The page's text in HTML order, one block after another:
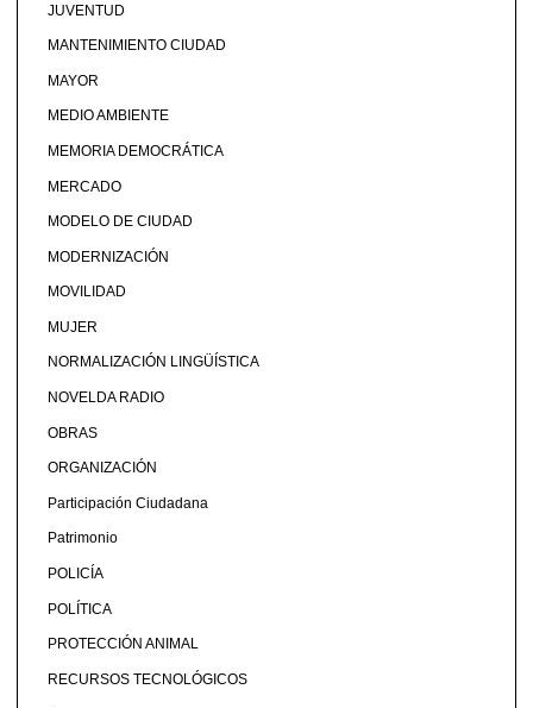
JUVENTUD
MANTENIMIENTO CIUDAD
MAYOR
MEDIO AMBIENTE
MEMORIA DEMOCRÁTICA
MERCADO
MODELO DE CIUDAD
MODERNIZACIÓN
MOVILIDAD
MUJER
NORMALIZACIÓN LINGÜÍSTICA
NOVELDA RADIO
OBRAS
ORGANIZACIÓN
Participación Ciudadana
Patrimonio
POLICÍA
POLÍTICA
PROTECCIÓN ANIMAL
RECURSOS TECNOLÓGICOS